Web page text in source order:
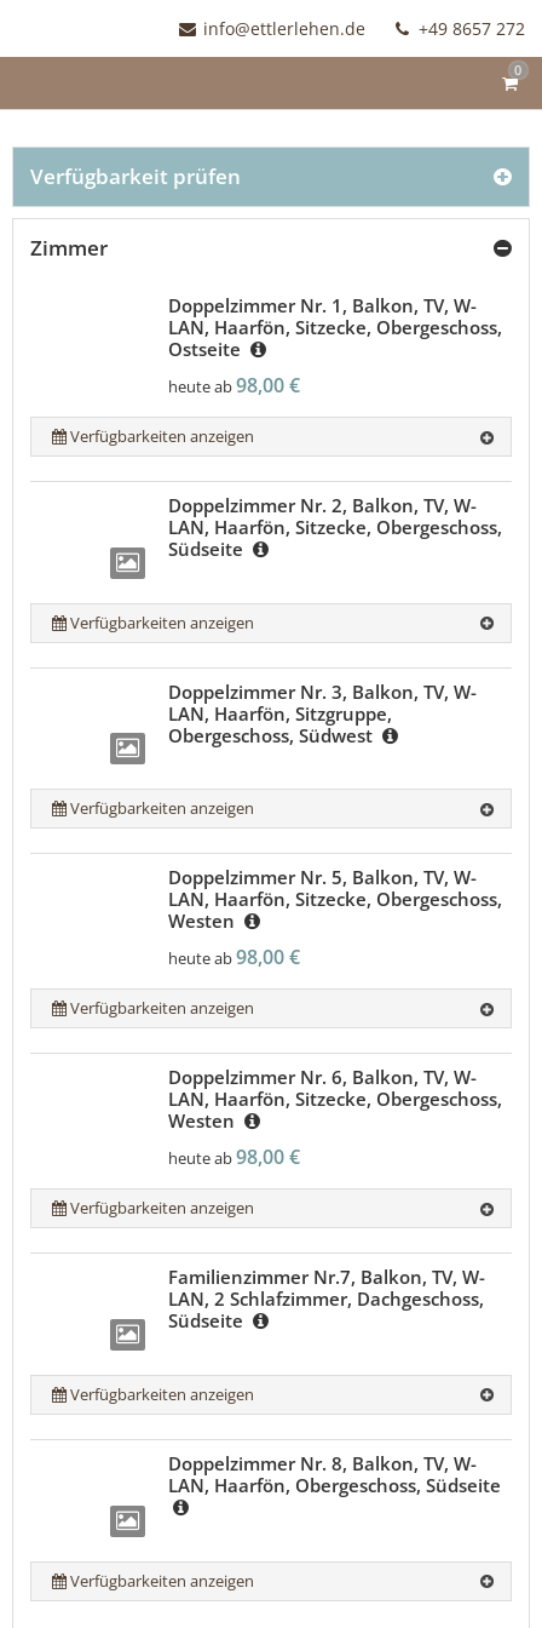
info@ettlerlehen.de +49 8657 272
0
Verfügbarkeit prüfen
Zimmer
Doppelzimmer Nr. 1, Balkon, TV, W-
LAN, Haarfön, Sitzecke, Obergeschoss,
Ostseite
heute ab98,00 €
Verfügbarkeiten anzeigen
Doppelzimmer Nr. 2, Balkon, TV, W-
LAN, Haarfön, Sitzecke, Obergeschoss,
Südseite
Verfügbarkeiten anzeigen
Doppelzimmer Nr. 3, Balkon, TV, W-
LAN, Haarfön, Sitzgruppe,
Obergeschoss, Südwest
Verfügbarkeiten anzeigen
Doppelzimmer Nr. 5, Balkon, TV, W-
LAN, Haarfön, Sitzecke, Obergeschoss,
Westen
heute ab98,00 €
Verfügbarkeiten anzeigen
Doppelzimmer Nr. 6, Balkon, TV, W-
LAN, Haarfön, Sitzecke, Obergeschoss,
Westen
heute ab98,00 €
Verfügbarkeiten anzeigen
Familienzimmer Nr.7, Balkon, TV, W-
LAN, 2 Schlafzimmer, Dachgeschoss,
Südseite
Verfügbarkeiten anzeigen
Doppelzimmer Nr. 8, Balkon, TV, W-
LAN, Haarfön, Obergeschoss, Südseite
Verfügbarkeiten anzeigen